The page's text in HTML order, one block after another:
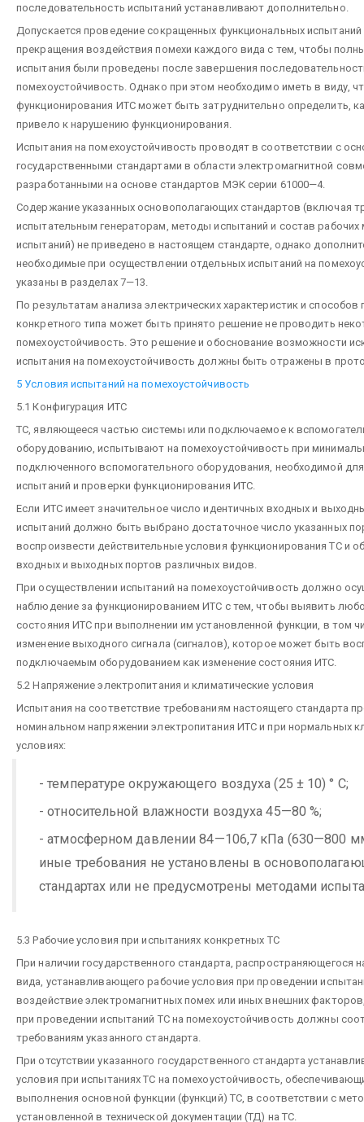
последовательность испытаний устанавливают дополнительно.
Допускается проведение сокращенных функциональных
прекращения воздействия помехи каждого вида с тем, чтобы
испытания были проведены после завершения
помехоустойчивость. Однако при этом необходимо иметь в виду,
функционирования ИТС может быть затруднительно определить,
привело к нарушению функционирования.
Испытания на помехоустойчивость проводят в соответствии с
государственными стандартами в области электромагнитной
разработанными на основе стандартов МЭК серии 61000—4.
Содержание указанных основополагающих стандартов (включая
испытательным генераторам, методы испытаний и состав рабочих
испытаний) не приведено в настоящем стандарте, однако
необходимые при осуществлении отдельных испытаний на
указаны в разделах 7—13.
По результатам анализа электрических характеристик и способов
конкретного типа может быть принято решение не проводить
помехоустойчивость. Это решение и обоснование возможности
испытания на помехоустойчивость должны быть отражены в
5 Условия испытаний на помехоустойчивость
5.1 Конфигурация ИТС
ТС, являющееся частью системы или подключаемое к
оборудованию, испытывают на помехоустойчивость при
подключенного вспомогательного оборудования, необходимой
испытаний и проверки функционирования ИТС.
Если ИТС имеет значительное число идентичных входных и
испытаний должно быть выбрано достаточное число указанных
воспроизвести действительные условия функционирования ТС и
входных и выходных портов различных видов.
При осуществлении испытаний на помехоустойчивость должно
наблюдение за функционированием ИТС с тем, чтобы выявить
состояния ИТС при выполнении им установленной функции, в том
изменение выходного сигнала (сигналов), которое может быть
подключаемым оборудованием как изменение состояния ИТС.
5.2 Напряжение электропитания и климатические условия
Испытания на соответствие требованиям настоящего стандарта
номинальном напряжении электропитания ИТС и при нормальных
условиях:
- температуре окружающего воздуха (25 ± 10) ° С;
- относительной влажности воздуха 45—80 %;
- атмосферном давлении 84—106,7 кПа (630—800 мм
иные требования не установлены в
стандартах или не предусмотрены методами
5.3 Рабочие условия при испытаниях конкретных ТС
При наличии государственного стандарта, распространяющегося
вида, устанавливающего рабочие условия при проведении
воздействие электромагнитных помех или иных внешних
при проведении испытаний ТС на помехоустойчивость должны
требованиям указанного стандарта.
При отсутствии указанного государственного стандарта
условия при испытаниях ТС на помехоустойчивость,
выполнения основной функции (функций) ТС, в соответствии с
установленной в технической документации (ТД) на ТС.